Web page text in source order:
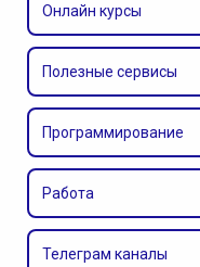
Онлайн курсы
Полезные сервисы
Программирование
Работа
Телеграм каналы